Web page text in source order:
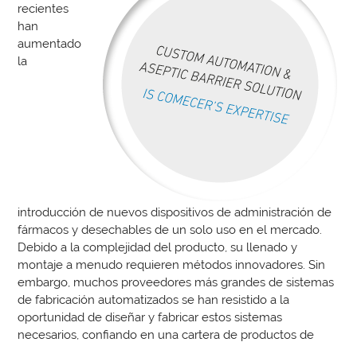
recientes
han
aumentado
la
introducción de nuevos dispositivos de administración de
fármacos y desechables de un solo uso en el mercado.
Debido a la complejidad del producto, su llenado y
montaje a menudo requieren métodos innovadores. Sin
embargo, muchos proveedores más grandes de sistemas
de fabricación automatizados se han resistido a la
oportunidad de diseñar y fabricar estos sistemas
necesarios, confiando en una cartera de productos de